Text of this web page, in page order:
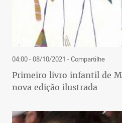
04:00 - 08/10/2021 - Compartilhe
Primeiro livro infantil de
nova edição ilustrada